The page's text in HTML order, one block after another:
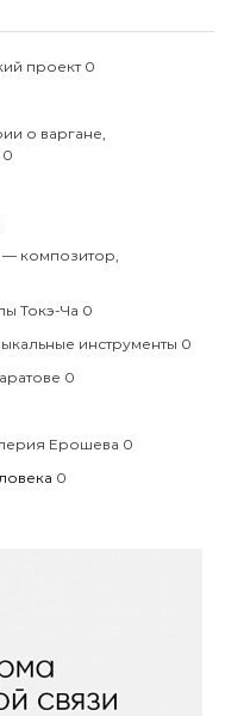
проект 0
о варгане,
0
композитор,
Токэ-Ча 0
инструменты 0
0
Ерошева 0
0